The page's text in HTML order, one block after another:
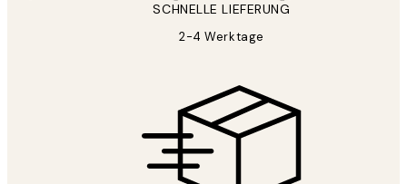
SCHNELLE LIEFERUNG
2-4 Werktage